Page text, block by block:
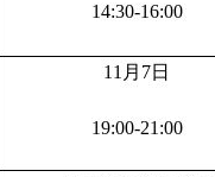
14:30-16:00
11月7日
19:00-21:00